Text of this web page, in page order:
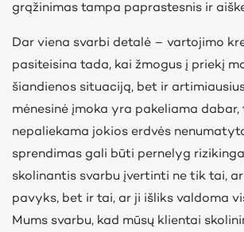
grąžinimas tampa paprastesnis ir
Dar viena svarbi detalė – vartojimo
pasiteisina tada, kai žmogus į priekį
šiandienos situaciją, bet ir
mėnesinė įmoka yra pakeliama dabar,
nepaliekama jokios erdvės
sprendimas gali būti pernelyg
skolinantis svarbu įvertinti ne tik tai,
pavyks, bet ir tai, ar ji išliks valdoma
Mums svarbu, kad mūsų klientai